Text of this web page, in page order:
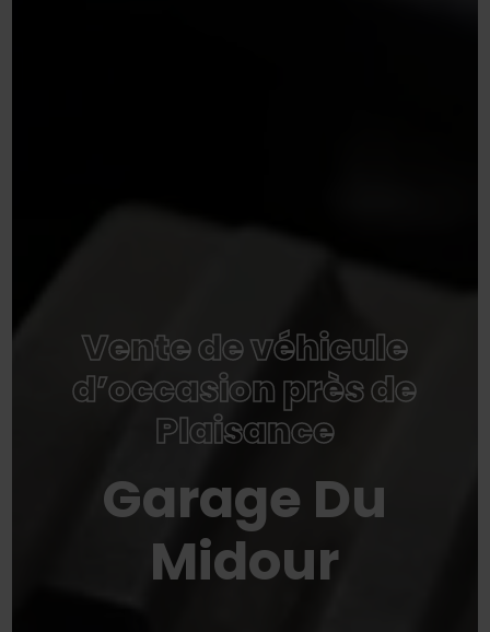
Vente de véhicule
d’occasion près de
Plaisance
Garage Du
Midour